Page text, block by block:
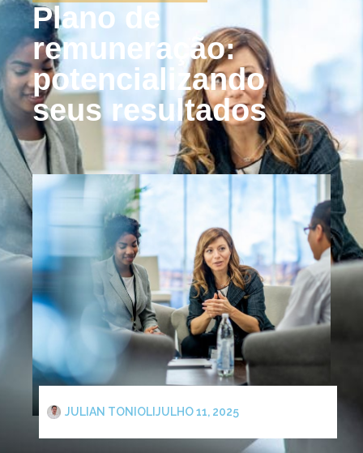
Plano de
remuneração:
potencializando
seus resultados
JULIAN TONIOLI JULHO 11, 2025